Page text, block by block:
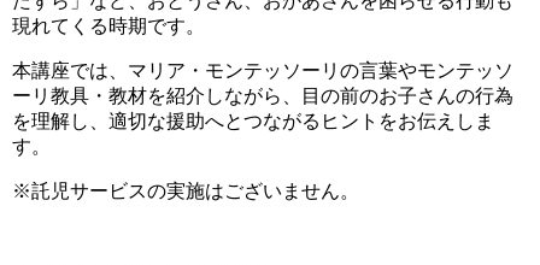
現れてくる時期です。
本講座では、マリア・モンテッソーリの言葉やモンテッソ
ーリ教具・教材を紹介しながら、目の前のお子さんの行為
を理解し、適切な援助へとつながるヒントをお伝えしま
す。
※託児サービスの実施はございません。